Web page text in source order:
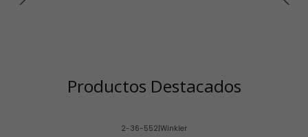
Productos Destacados
2-36-552|Winkler